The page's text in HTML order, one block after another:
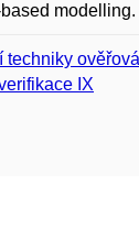
modelling.
IX